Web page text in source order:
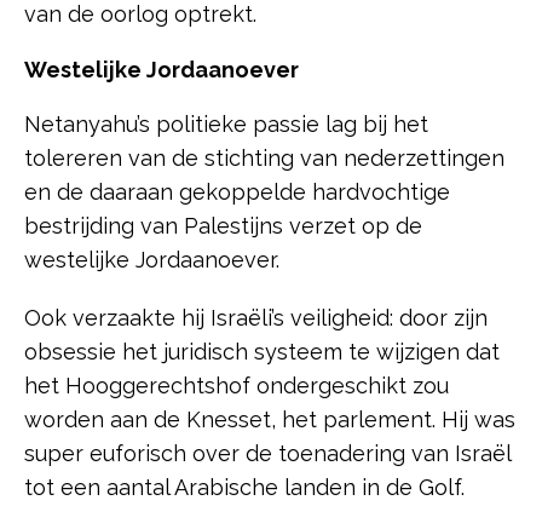
van de oorlog optrekt.
Westelijke Jordaanoever
Netanyahu’s politieke passie lag bij het
tolereren van de stichting van nederzettingen
en de daaraan gekoppelde hardvochtige
bestrijding van Palestijns verzet op de
westelijke Jordaanoever.
Ook verzaakte hij Israëli’s veiligheid: door zijn
obsessie het juridisch systeem te wijzigen dat
het Hooggerechtshof ondergeschikt zou
worden aan de Knesset, het parlement. Hij was
super euforisch over de toenadering van Israël
tot een aantal Arabische landen in de Golf.